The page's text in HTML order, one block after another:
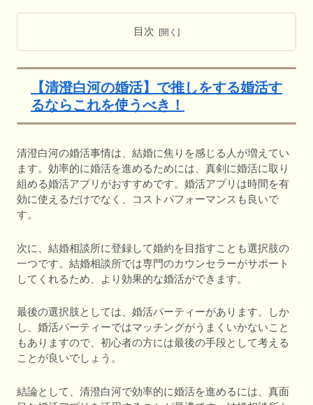
目次
【清澄白河の婚活】で推しをする婚活す
るならこれを使うべき！
清澄白河の婚活事情は、結婚に焦りを感じる人が増えてい
ます。効率的に婚活を進めるためには、真剣に婚活に取り
組める婚活アプリがおすすめです。婚活アプリは時間を有
効に使えるだけでなく、コストパフォーマンスも良いで
す。
次に、結婚相談所に登録して婚約を目指すことも選択肢の
一つです。結婚相談所では専門のカウンセラーがサポート
してくれるため、より効果的な婚活ができます。
最後の選択肢としては、婚活パーティーがあります。しか
し、婚活パーティーではマッチングがうまくいかないこと
もありますので、初心者の方には最後の手段として考える
ことが良いでしょう。
結論として、清澄白河で効率的に婚活を進めるには、真面